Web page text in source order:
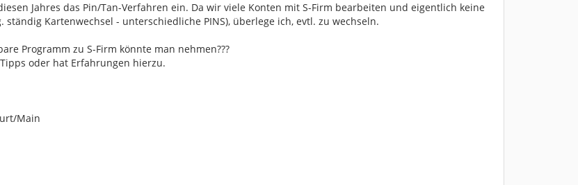
Jahres das Pin/Tan-Verfahren ein. Da wir viele Konten mit S-Firm bearbeiten und eigentlich keine
ständig Kartenwechsel - unterschiedliche PINS), überlege ich, evtl. zu wechseln.
Programm zu S-Firm könnte man nehmen???
oder hat Erfahrungen hierzu.
Main